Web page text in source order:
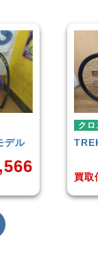
ル
クロ
買取